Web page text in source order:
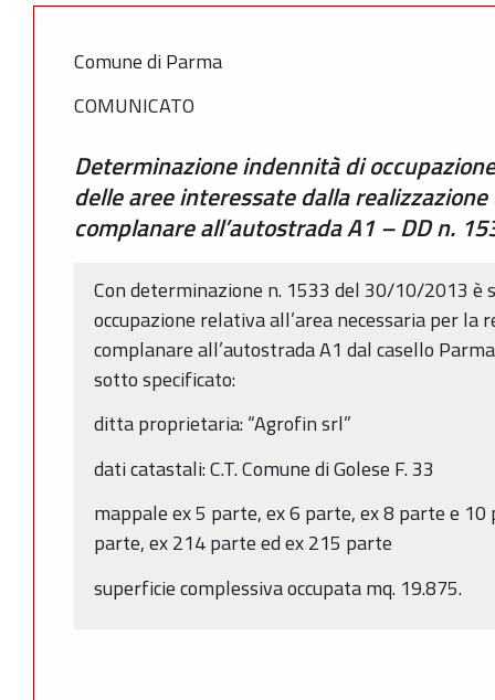
Comune di Parma
COMUNICATO
Determinazione indennità di
delle aree interessate dalla
complanare all’autostrada A1 – DD n.
Con determinazione n. 1533 del 30/10/2013 è
occupazione relativa all’area necessaria per
complanare all’autostrada A1 dal casello
sotto specificato:
ditta proprietaria: “Agrofin srl”
dati catastali: C.T. Comune di Golese F. 33
mappale ex 5 parte, ex 6 parte, ex 8 parte e
parte, ex 214 parte ed ex 215 parte
superficie complessiva occupata mq. 19.875.